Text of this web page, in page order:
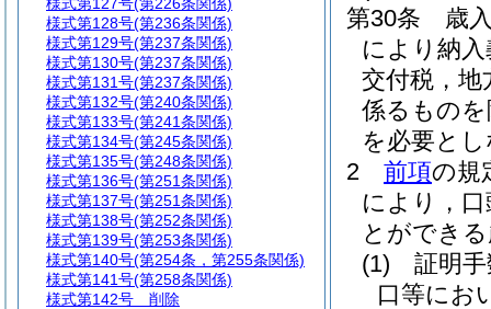
第30条
歳
により納
交付税，地
係るもの
を必要と
2
前項の規
により，
とができ
(1)
証明
口等にお
様式第128号(第236条関係)
様式第129号(第237条関係)
様式第130号(第237条関係)
様式第131号(第237条関係)
様式第132号(第240条関係)
様式第133号(第241条関係)
様式第134号(第245条関係)
様式第135号(第248条関係)
様式第136号(第251条関係)
様式第137号(第251条関係)
様式第138号(第252条関係)
様式第139号(第253条関係)
様式第140号(第254条，第255条関係)
様式第141号(第258条関係)
様式第142号 削除